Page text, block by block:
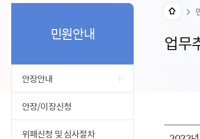
업무
민원안내
안장안내
안장/이장신청
위패신청 및 심사절차